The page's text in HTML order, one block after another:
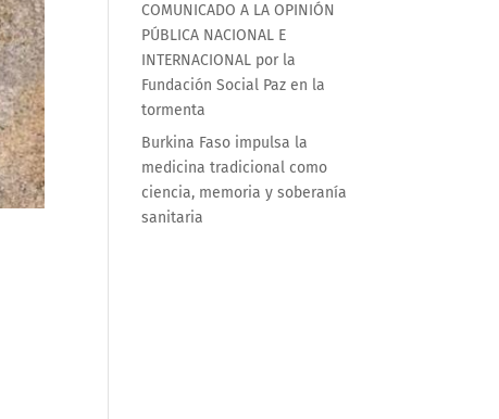
COMUNICADO A LA OPINIÓN
PÚBLICA NACIONAL E
INTERNACIONAL por la
Fundación Social Paz en la
tormenta
Burkina Faso impulsa la
medicina tradicional como
ciencia, memoria y soberanía
sanitaria